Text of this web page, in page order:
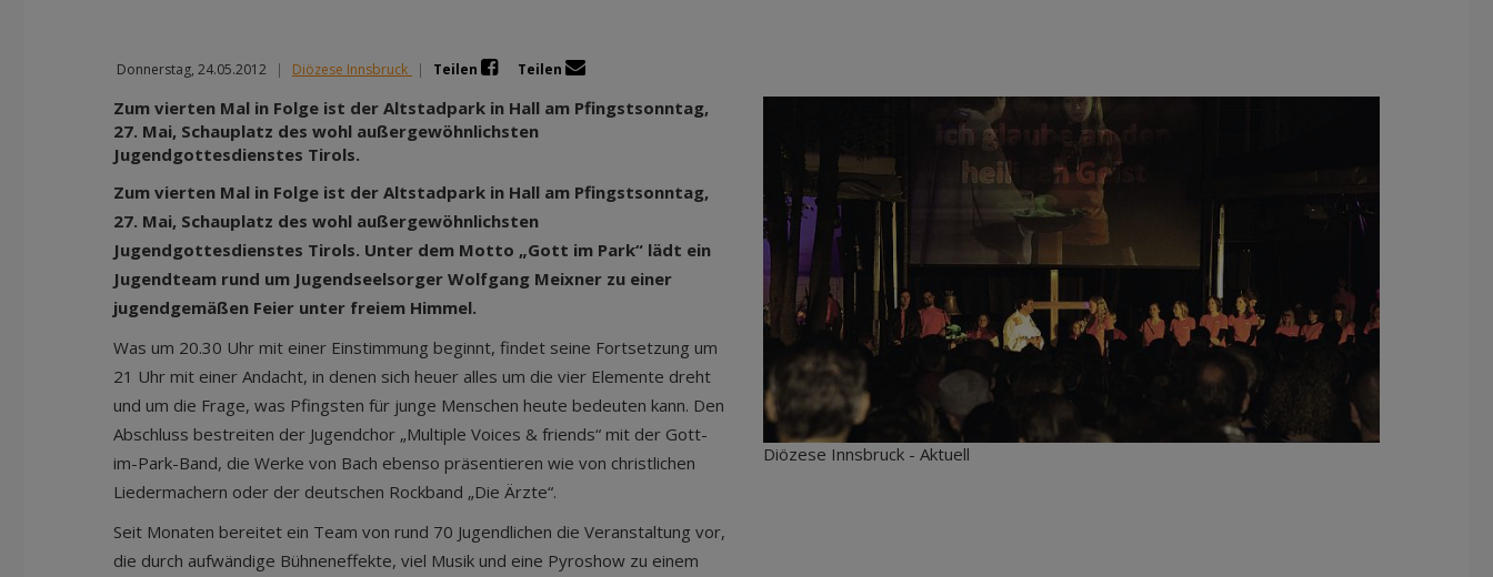
Donnerstag, 24.05.2012 | Diözese Innsbruck | Teilen Teilen
Zum vierten Mal in Folge ist der Altstadpark in Hall am Pfingstsonntag,
27. Mai, Schauplatz des wohl außergewöhnlichsten
Jugendgottesdienstes Tirols.
Zum vierten Mal in Folge ist der Altstadpark in Hall am Pfingstsonntag,
27. Mai, Schauplatz des wohl außergewöhnlichsten
Jugendgottesdienstes Tirols. Unter dem Motto „Gott im Park“ lädt ein
Jugendteam rund um Jugendseelsorger Wolfgang Meixner zu einer
jugendgemäßen Feier unter freiem Himmel.
Was um 20.30 Uhr mit einer Einstimmung beginnt, findet seine Fortsetzung um
21 Uhr mit einer Andacht, in denen sich heuer alles um die vier Elemente dreht
und um die Frage, was Pfingsten für junge Menschen heute bedeuten kann. Den
Abschluss bestreiten der Jugendchor „Multiple Voices & friends“ mit der Gott-
im-Park-Band, die Werke von Bach ebenso präsentieren wie von christlichen
Liedermachern oder der deutschen Rockband „Die Ärzte“.
Seit Monaten bereitet ein Team von rund 70 Jugendlichen die Veranstaltung vor,
die durch aufwändige Bühneneffekte, viel Musik und eine Pyroshow zu einem
Diözese Innsbruck - Aktuell